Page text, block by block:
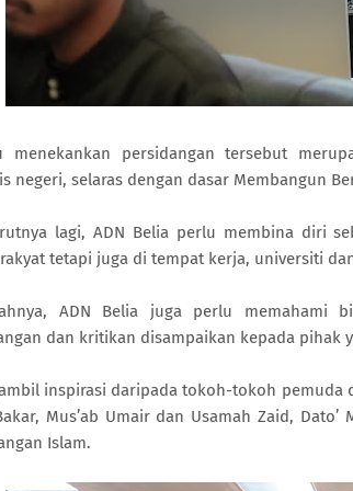
menekankan persidangan tersebut
negeri, selaras dengan dasar Membangun
lagi, ADN Belia perlu membina diri
tetapi juga di tempat kerja, universiti
ADN Belia juga perlu memahami
dan kritikan disampaikan kepada pihak
inspirasi daripada tokoh-tokoh pemuda
Mus’ab Umair dan Usamah Zaid,
Islam.